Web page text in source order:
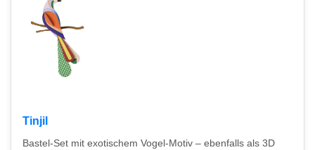
Tinjil
Bastel-Set mit exotischem Vogel-Motiv – ebenfalls als 3D